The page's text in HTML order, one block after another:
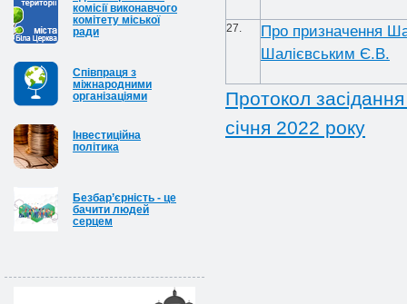
комісії виконавчого
комітету міської
ради
Співпраця з
міжнародними
організаціями
Інвестиційна
політика
Безбар’єрність - це
бачити людей
серцем
27.
Про призначення
Шалієвським Є.В.
Протокол
січня 2022 року